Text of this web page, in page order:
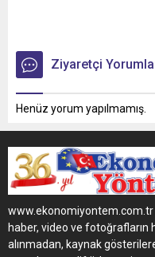
Ziyaretçi
Henüz yorum yapılmamış.
www.ekonomiyontem.com.tr
haber, video ve fotoğrafların
alınmadan, kaynak